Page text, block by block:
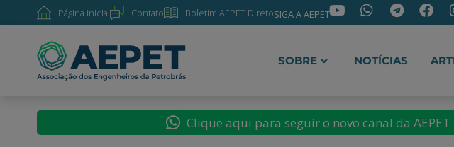
Página inicial Contato Boletim AEPET DiretoSIGA A AEPET
SOBRE NOTÍCIAS
Clique aqui para seguir o novo canal da